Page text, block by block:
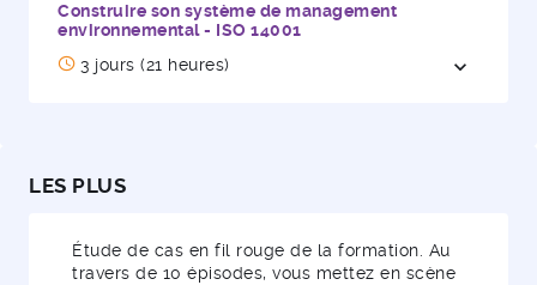
Construire son système de management
environnemental - ISO 14001
3 jours (21 heures)
expand_more
LES PLUS
Étude de cas en fil rouge de la formation. Au
travers de 10 épisodes, vous mettez en scène